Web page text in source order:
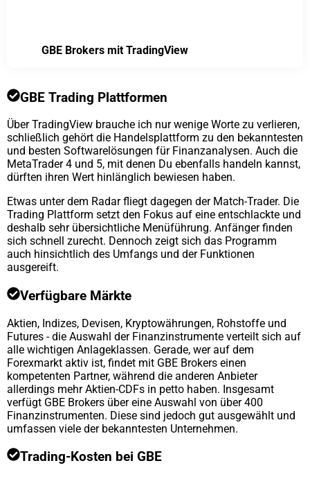
GBE Brokers mit TradingView
GBE Trading Plattformen
Über TradingView brauche ich nur wenige Worte zu verlieren,
schließlich gehört die Handelsplattform zu den bekanntesten
und besten Softwarelösungen für Finanzanalysen. Auch die
MetaTrader 4 und 5, mit denen Du ebenfalls handeln kannst,
dürften ihren Wert hinlänglich bewiesen haben.
Etwas unter dem Radar fliegt dagegen der Match-Trader. Die
Trading Plattform setzt den Fokus auf eine entschlackte und
deshalb sehr übersichtliche Menüführung. Anfänger finden
sich schnell zurecht. Dennoch zeigt sich das Programm
auch hinsichtlich des Umfangs und der Funktionen
ausgereift.
Verfügbare Märkte
Aktien, Indizes, Devisen, Kryptowährungen, Rohstoffe und
Futures - die Auswahl der Finanzinstrumente verteilt sich auf
alle wichtigen Anlageklassen. Gerade, wer auf dem
Forexmarkt aktiv ist, findet mit GBE Brokers einen
kompetenten Partner, während die anderen Anbieter
allerdings mehr Aktien-CDFs in petto haben. Insgesamt
verfügt GBE Brokers über eine Auswahl von über 400
Finanzinstrumenten. Diese sind jedoch gut ausgewählt und
umfassen viele der bekanntesten Unternehmen.
Trading-Kosten bei GBE